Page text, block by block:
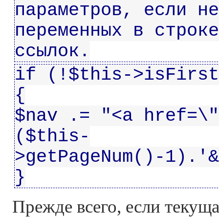
параметров, если
переменных в
ссылок.
if (!$this-
{
$nav .= "<a
($this-
>getPageNum()-
}
Прежде всего, если